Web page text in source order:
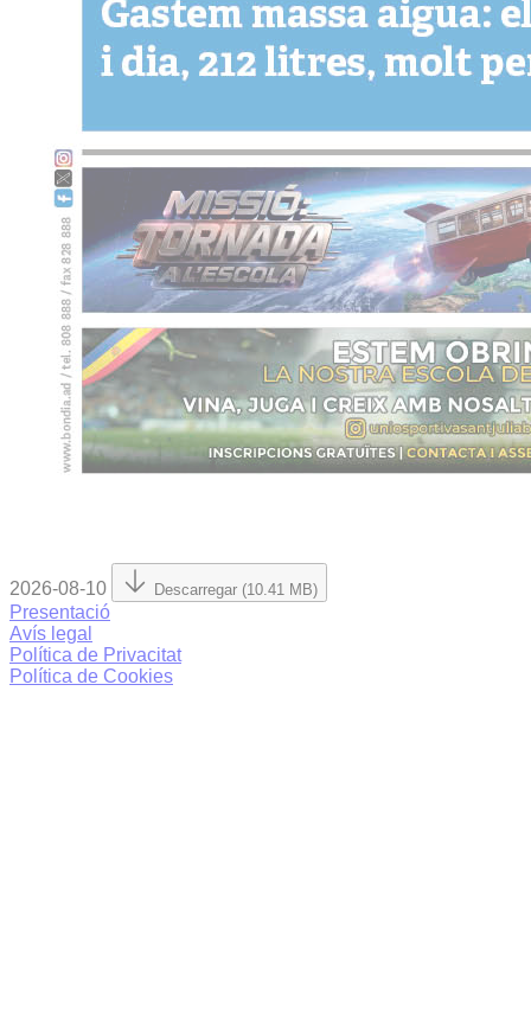
2026-08-10 Descarregar (10.41 MB)
Presentació
Avís legal
Política de Privacitat
Política de Cookies